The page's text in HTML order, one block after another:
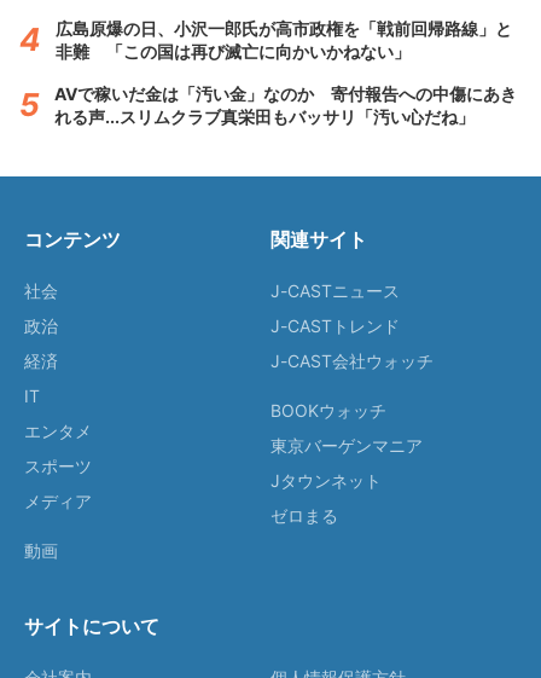
広島原爆の日、小沢一郎氏が高市政権を「戦前回帰路線」と
非難 「この国は再び滅亡に向かいかねない」
AVで稼いだ金は「汚い金」なのか 寄付報告への中傷にあき
れる声...スリムクラブ真栄田もバッサリ「汚い心だね」
コンテンツ
社会
政治
経済
IT
エンタメ
スポーツ
メディア
動画
関連サイト
J-CASTニュース
J-CASTトレンド
J-CAST会社ウォッチ
BOOKウォッチ
東京バーゲンマニア
Jタウンネット
ゼロまる
サイトについて